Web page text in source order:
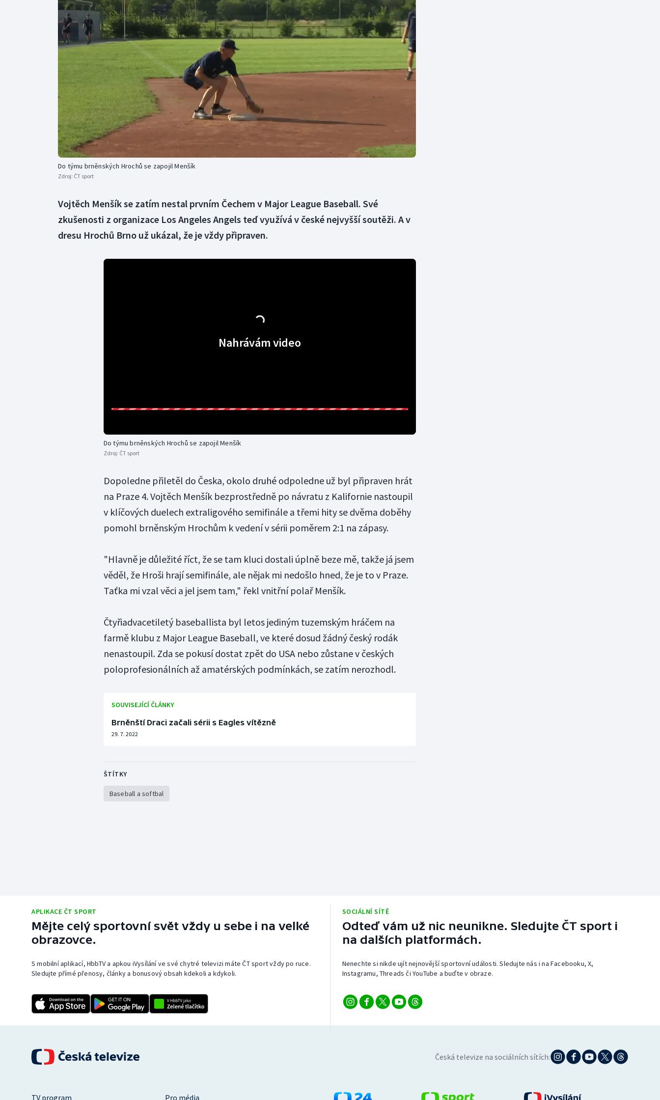
Curling
Dostihy
Futsal
Golf
Gymnastika
Moderní pětiboj
Motorsport
Parasport
Plážový volejbal
Triatlon
Veslování
Volejbal
Ostatní
Do týmu brněnských Hrochů se zapojil Menšík
Zdroj: ČT sport
Vojtěch Menšík se zatím nestal prvním Čechem v Major League Baseball. Své
zkušenosti z organizace Los Angeles Angels teď využívá v české nejvyšší soutěži. A v
dresu Hrochů Brno už ukázal, že je vždy připraven.
Nahrávám video
Do týmu brněnských Hrochů se zapojil Menšík
Zdroj: ČT sport
Dopoledne přiletěl do Česka, okolo druhé odpoledne už byl připraven hrát
na Praze 4. Vojtěch Menšík bezprostředně po návratu z Kalifornie nastoupil
v klíčových duelech extraligového semifinále a třemi hity se dvěma doběhy
pomohl brněnským Hrochům k vedení v sérii poměrem 2:1 na zápasy.
"Hlavně je důležité říct, že se tam kluci dostali úplně beze mě, takže já jsem
věděl, že Hroši hrají semifinále, ale nějak mi nedošlo hned, že je to v Praze.
Taťka mi vzal věci a jel jsem tam," řekl vnitřní polař Menšík.
Čtyřiadvacetiletý baseballista byl letos jediným tuzemským hráčem na
farmě klubu z Major League Baseball, ve které dosud žádný český rodák
nenastoupil. Zda se pokusí dostat zpět do USA nebo zůstane v českých
poloprofesionálních až amatérských podmínkách, se zatím nerozhodl.
SOUVISEJÍCÍ ČLÁNKY
Brněnští Draci začali sérii s Eagles vítězně
29. 7. 2022
ŠTÍTKY
Baseball a softbal
APLIKACE ČT SPORT
Mějte celý sportovní svět vždy u sebe i na velké
obrazovce.
S mobilní aplikací, HbbTV a apkou iVysílání ve své chytré televizi máte ČT sport vždy po ruce.
Sledujte přímé přenosy, články a bonusový obsah kdekoli a kdykoli.
SOCIÁLNÍ SÍTĚ
Odteď vám už nic neunikne. Sledujte ČT sport i
na dalších platformách.
Nenechte si nikde ujít nejnovější sportovní události. Sledujte nás i na Facebooku, X,
Instagramu, Threads či YouTube a buďte v obraze.
Česká televize na sociálních sítích:
TV program Pro média